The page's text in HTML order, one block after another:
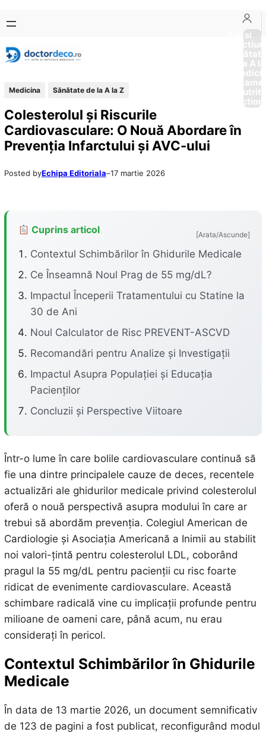
conținut
content
Boli si
Afectiuni
Sănătate
de la A
Medicina Sănătate de la A la Z
Colesterolul și Riscurile
Cardiovasculare: O Nouă Abordare în
Prevenția Infarctului și AVC-ului
Posted byEchipa Editoriala–17 martie 2026
Cuprins articol [Arata/Ascunde]
Contextul Schimbărilor în Ghidurile Medicale
Ce Înseamnă Noul Prag de 55 mg/dL?
Impactul Începerii Tratamentului cu Statine la
30 de Ani
Noul Calculator de Risc PREVENT-ASCVD
Recomandări pentru Analize și Investigații
Impactul Asupra Populației și Educația
Pacienților
Concluzii și Perspective Viitoare
Într-o lume în care bolile cardiovasculare continuă să
fie una dintre principalele cauze de deces, recentele
actualizări ale ghidurilor medicale privind colesterolul
oferă o nouă perspectivă asupra modului în care ar
trebui să abordăm prevenția. Colegiul American de
Cardiologie și Asociația Americană a Inimii au stabilit
noi valori-țintă pentru colesterolul LDL, coborând
pragul la 55 mg/dL pentru pacienții cu risc foarte
ridicat de evenimente cardiovasculare. Această
schimbare radicală vine cu implicații profunde pentru
milioane de oameni care, până acum, nu erau
considerați în pericol.
Contextul Schimbărilor în Ghidurile
Medicale
În data de 13 martie 2026, un document semnificativ
de 123 de pagini a fost publicat, reconfigurând modul